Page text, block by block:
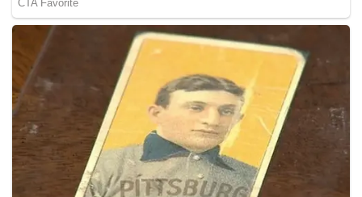
terbabit dilihat panik lalu terus memecut dengan laju
sebelum bertindak membuat pusingan U dan berhenti di
lorong tengah.
Rakaman yang tular itu mendapat kecaman daripada
pengguna sosial yang mana rata-rata meminta agar pihak
berkuasa mengambil tindakan tegas terhadap pemandu
yang berbuat demikian.
Untuk rekod, kejadian seperti ini bukanlah satu perkara